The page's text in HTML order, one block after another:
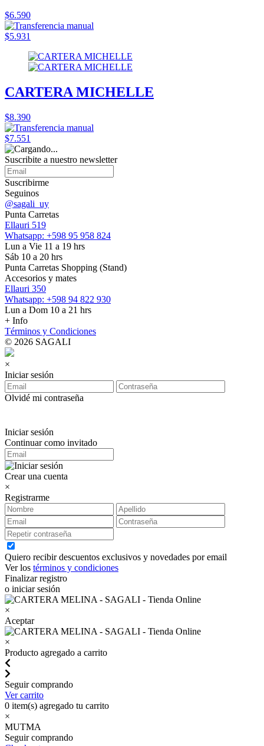
$6.590
$5.931
CARTERA MICHELLE
$8.390
$7.551
Suscribite a nuestro newsletter
Suscribirme
Seguinos
@sagali_uy
Punta Carretas
Ellauri 519
Whatsapp: +598 95 958 824
Lun a Vie 11 a 19 hrs
Sáb 10 a 20 hrs
Punta Carretas Shopping (Stand)
Accesorios y mates
Ellauri 350
Whatsapp: +598 94 822 930
Lun a Dom 10 a 21 hrs
+ Info
Términos y Condiciones
© 2026 SAGALI
×
Iniciar sesión
Olvidé mi contraseña
Iniciar sesión
Continuar como invitado
Crear una cuenta
×
Registrarme
Quiero recibir descuentos exclusivos y novedades por email
Ver los términos y condiciones
Finalizar registro
o iniciar sesión
×
Aceptar
×
Producto agregado a carrito
Seguir comprando
Ver carrito
0 item(s) agregado tu carrito
×
MUTMA
Seguir comprando